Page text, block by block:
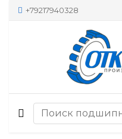
+79217940328